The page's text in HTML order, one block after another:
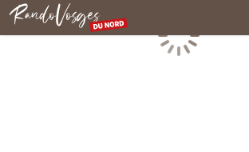
Rando Vosges du Nord
Chargement